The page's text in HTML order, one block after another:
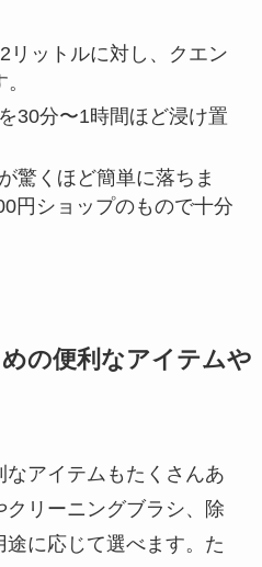
リットルに対し、クエン
30分〜1時間ほど浸け置
驚くほど簡単に落ちま
円ショップのもので十分
の便利なアイテムや
アイテムもたくさんあ
クリーニングブラシ、除
に応じて選べます。た